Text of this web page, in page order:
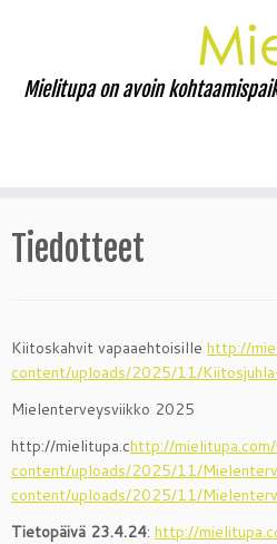
to
content
Mielitupa on avoin
Tiedotteet
Kiitoskahvit vapaaehtoisille http://
content/uploads/2025/11/
Mielenterveysviikko 2025
http://mielitupa.chttp://
content/uploads/2025/11/
content/uploads/2025/11/
Tietopäivä 23.4.24: http://